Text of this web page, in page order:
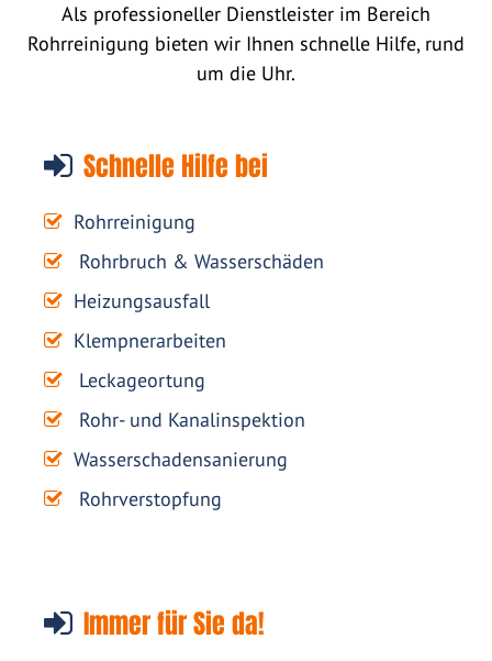
Als professioneller Dienstleister im Bereich
Rohrreinigung bieten wir Ihnen schnelle Hilfe, rund
um die Uhr.
Schnelle Hilfe bei
Rohrreinigung
Rohrbruch & Wasserschäden
Heizungsausfall
Klempnerarbeiten
Leckageortung
Rohr- und Kanalinspektion
Wasserschadensanierung
Rohrverstopfung
Immer für Sie da!